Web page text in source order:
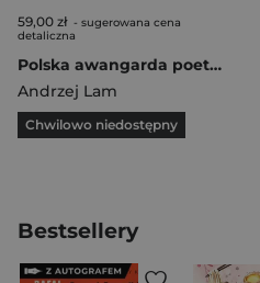
59,00 zł - sugerowana cena
detaliczna
Polska awangarda poetycka Programy i manifesty lat 1917-1923. Inne studia
Andrzej Lam
Chwilowo niedostępny
Bestsellery